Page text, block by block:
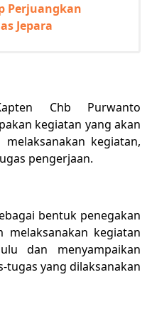
Perjuangkan
Jepara
Chb Purwanto
kegiatan yang akan
kegiatan,
pengerjaan.
bentuk penegakan
melaksanakan kegiatan
dan menyampaikan
yang dilaksanakan